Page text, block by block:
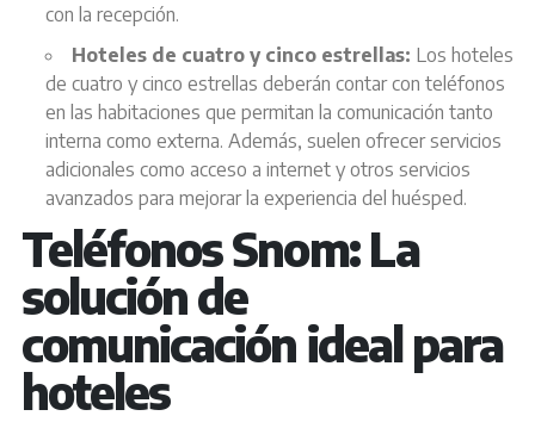
con la recepción.
Hoteles de cuatro y cinco estrellas: Los hoteles
de cuatro y cinco estrellas deberán contar con teléfonos
en las habitaciones que permitan la comunicación tanto
interna como externa. Además, suelen ofrecer servicios
adicionales como acceso a internet y otros servicios
avanzados para mejorar la experiencia del huésped.
Teléfonos Snom: La
solución de
comunicación ideal para
hoteles